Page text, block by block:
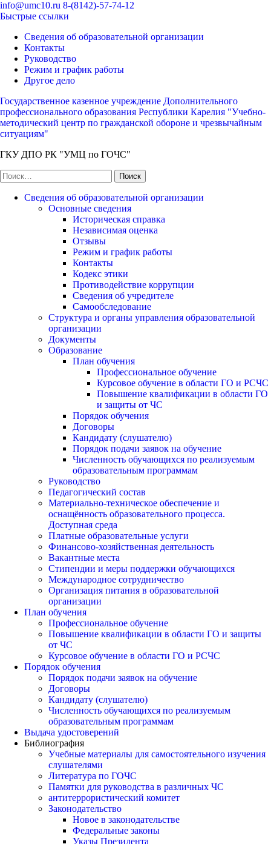
Перейти
к
(нажмите
Enter)
info@umc10.ru 8-(8142)-57-74-12
Быстрые ссылки
Сведения об образовательной организации
Контакты
Руководство
Режим и график работы
Другое дело
Государственное казенное учреждение Дополнительного
профессионального образования Республики Карелия "Учебно-
методический центр по гражданской обороне и чрезвычайным
ситуациям"
ГКУ ДПО РК "УМЦ по ГОЧС"
Найти:
Сведения об образовательной организации
Основные сведения
Историческая справка
Независимая оценка
Отзывы
Режим и график работы
Контакты
Кодекс этики
Противодействие коррупции
Сведения об учредителе
Самообследование
Структура и органы управления образовательной
организации
Документы
Образование
План обучения
Профессиональное обучение
Курсовое обучение в области ГО и РСЧС
Повышение квалификации в области ГО
и защиты от ЧС
Порядок обучения
Договоры
Кандидату (слушателю)
Порядок подачи заявок на обучение
Численность обучающихся по реализуемым
образовательным программам
Руководство
Педагогический состав
Материально-техническое обеспечение и
оснащённость образовательного процесса.
Доступная среда
Платные образовательные услуги
Финансово-хозяйственная деятельность
Вакантные места
Стипендии и меры поддержки обучающихся
Международное сотрудничество
Организация питания в образовательной
организации
План обучения
Профессиональное обучение
Повышение квалификации в области ГО и защиты
от ЧС
Курсовое обучение в области ГО и РСЧС
Порядок обучения
Порядок подачи заявок на обучение
Договоры
Кандидату (слушателю)
Численность обучающихся по реализуемым
образовательным программам
Выдача удостоверений
Библиография
Учебные материалы для самостоятельного изучения
слушателями
Литература по ГОЧС
Памятки для руководства в различных ЧС
антитеррористический комитет
Законодательство
Новое в законодательстве
Федеральные законы
Указы Президента